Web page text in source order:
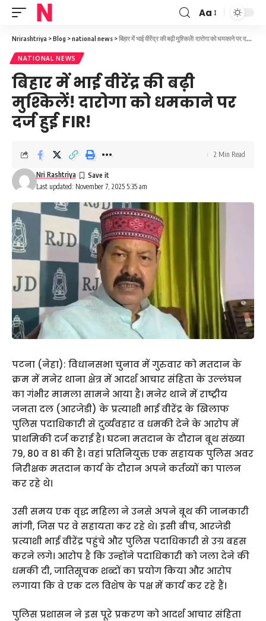
Font
Resizer
Aa
Nrirashtriya >Blog >national news >बिहार में भाई वीरेंद्र की बढ़ी मुश्किलें! दारोगा को धमकाने पर दर्ज हुई FIR!
NATIONAL NEWS
बिहार में भाई वीरेंद्र की बढ़ी
मुश्किलें! दारोगा को धमकाने पर
दर्ज हुई FIR!
Last updated: November 7, 2025 5:35 am
Nri Rashtriya
2 Min Read
पटना (नेहा): विधानसभा चुनाव में गुरुवार को मतदान के
क्रम में मनेर थाना क्षेत्र में आदर्श आचार संहिता के उल्लंघन
का गंभीर मामला सामने आया है। मनेर थाने में राष्ट्रीय
जनता दल (आरजेडी) के प्रत्याशी भाई वीरेंद्र के खिलाफ
पुलिस पदाधिकारी से दुर्व्यवहार व धमकी देने के आरोप में
प्राथमिकी दर्ज कराई है। घटना मतदान के दौरान बूथ संख्या
79, 80 व 81 की है। वहां प्रतिनियुक्त एक सहायक पुलिस अवर
निरीक्षक मतदान कार्य के दौरान अपने कर्तव्यों का पालन
कर रहे थे।
उसी समय एक वृद्ध महिला ने उनसे अपने बूथ की जानकारी
मांगी, जिस पर वे सहायता कर रहे थे। इसी बीच, आरजेडी
प्रत्याशी भाई वीरेंद्र पहुंचे और पुलिस पदाधिकारी से उग्र बहस
करने लगे। आरोप है कि उन्होंने पदाधिकारी को जला देने की
धमकी दी, जातिसूचक शब्दों का प्रयोग किया और आरोप
लगाया कि वे एक दल विशेष के पक्ष में कार्य कर रहे हैं।
पुलिस प्रशासन ने इस पूरे प्रकरण को आदर्श आचार संहिता